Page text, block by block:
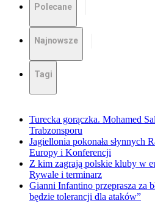
Polecane
Najnowsze
Tagi
Turecka gorączka. Mohamed
Trabzonsporu
Jagiellonia pokonała słynnych
Europy i Konferencji
Z kim zagrają polskie kluby w
Rywale i terminarz
Gianni Infantino przeprasza za
będzie tolerancji dla ataków”